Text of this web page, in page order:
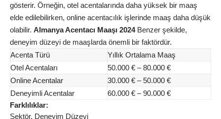
gösterir. Örneğin, otel acentalarında daha yüksek bir maaş
elde edilebilirken, online acentacılık işlerinde maaş daha düşük
olabilir. Almanya Acentacı Maaşı 2024Benzer şekilde,
deneyim düzeyi de maaşlarda önemli bir faktördür.
Acenta Türü
Yıllık Ortalama Maaş
Otel Acentaları
50.000 € – 80.000 €
Online Acentalar
30.000 € – 50.000 €
Deneyimli Acentalar
60.000 € – 90.000 €
Farklılıklar:
Sektör, Deneyim Düzeyi